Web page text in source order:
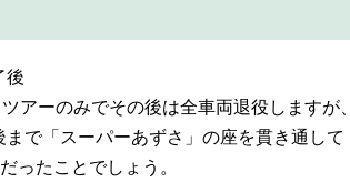
後
アーのみでその後は全車両退役しますが、
で「スーパーあずさ」の座を貫き通して
ったことでしょう。